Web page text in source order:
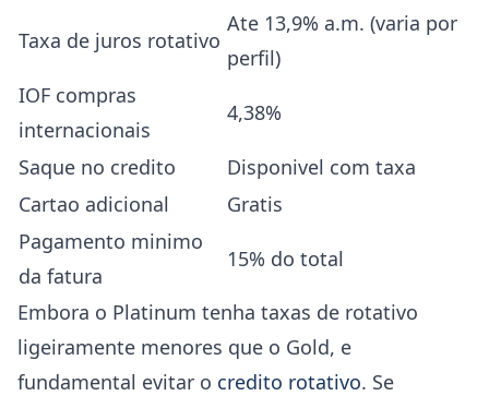
Taxa de juros rotativo
Ate 13,9% a.m. (varia por
perfil)
IOF compras
internacionais
4,38%
Saque no credito
Disponivel com taxa
Cartao adicional
Gratis
Pagamento minimo
da fatura
15% do total
Embora o Platinum tenha taxas de rotativo
ligeiramente menores que o Gold, e
fundamental evitar o credito rotativo. Se